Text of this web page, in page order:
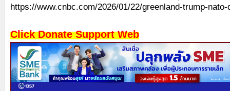
https://www.cnbc.com/2026/01/22/greenland-trump-
Click Donate Support Web